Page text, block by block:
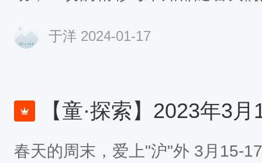
啦，人家车队队长给问了一下窗
站买票，果然，就省这班车了，
于洋 2024-01-17
【童·探索】2023年3月15-17日游小童双城探索
春天的周末，爱上"沪"外 3月15-